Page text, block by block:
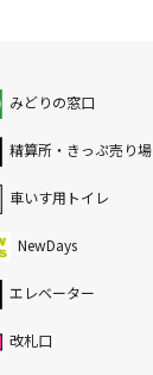
みどりの窓口
精算所・きっぷ売り場
車いす用トイレ
NewDays
エレベーター
改札口